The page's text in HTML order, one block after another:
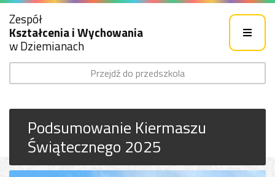
Zespół
Kształcenia i Wychowania
w Dziemianach
Przejdź do przedszkola
Podsumowanie Kiermaszu
Świątecznego 2025